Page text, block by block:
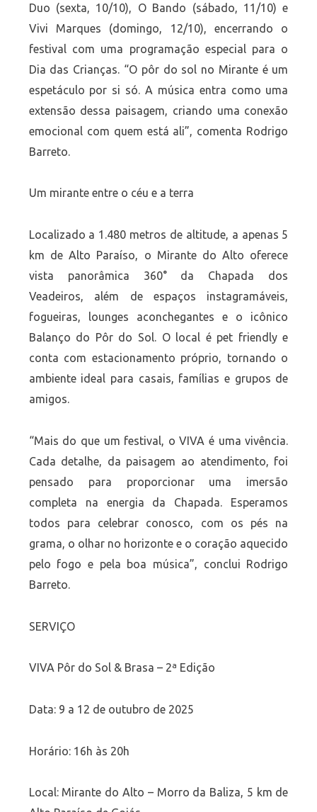
Duo (sexta, 10/10), O Bando (sábado, 11/10) e
Vivi Marques (domingo, 12/10), encerrando o
festival com uma programação especial para o
Dia das Crianças. “O pôr do sol no Mirante é um
espetáculo por si só. A música entra como uma
extensão dessa paisagem, criando uma conexão
emocional com quem está ali”, comenta Rodrigo
Barreto.
Um mirante entre o céu e a terra
Localizado a 1.480 metros de altitude, a apenas 5
km de Alto Paraíso, o Mirante do Alto oferece
vista panorâmica 360° da Chapada dos
Veadeiros, além de espaços instagramáveis,
fogueiras, lounges aconchegantes e o icônico
Balanço do Pôr do Sol. O local é pet friendly e
conta com estacionamento próprio, tornando o
ambiente ideal para casais, famílias e grupos de
amigos.
“Mais do que um festival, o VIVA é uma vivência.
Cada detalhe, da paisagem ao atendimento, foi
pensado para proporcionar uma imersão
completa na energia da Chapada. Esperamos
todos para celebrar conosco, com os pés na
grama, o olhar no horizonte e o coração aquecido
pelo fogo e pela boa música”, conclui Rodrigo
Barreto.
SERVIÇO
VIVA Pôr do Sol & Brasa – 2ª Edição
Data: 9 a 12 de outubro de 2025
Horário: 16h às 20h
Local: Mirante do Alto – Morro da Baliza, 5 km de